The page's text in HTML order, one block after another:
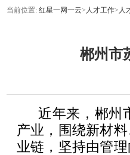
当前位置: 红星一网一云> 人才工作> 人
郴州市
近年来，郴州
产业，围绕新材
业链，坚持由管